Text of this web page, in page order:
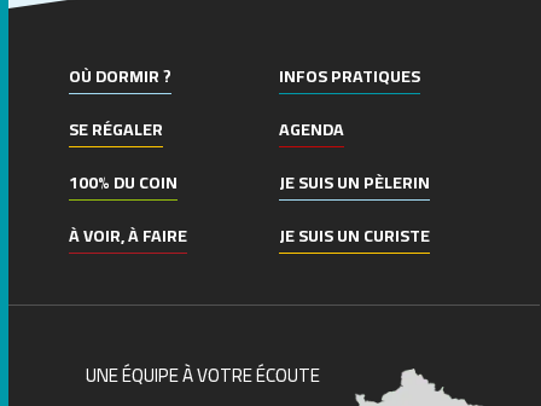
OÙ DORMIR ?
SE RÉGALER
100% DU COIN
À VOIR, À FAIRE
INFOS PRATIQUES
AGENDA
JE SUIS UN PÈLERIN
JE SUIS UN CURISTE
UNE ÉQUIPE À VOTRE ÉCOUTE